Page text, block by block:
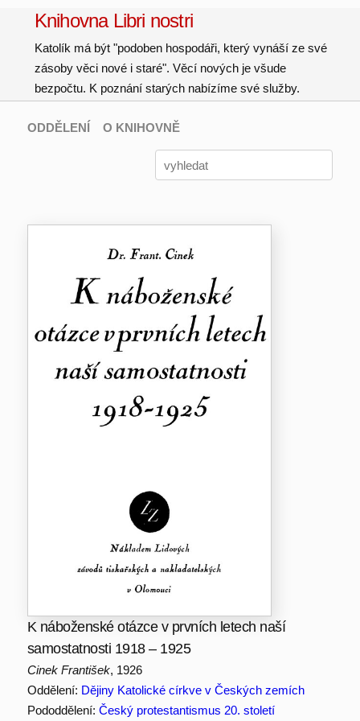
Knihovna Libri nostri
Katolík má být "podoben hospodáři, který vynáší ze své
zásoby věci nové i staré". Věcí nových je všude
bezpočtu. K poznání starých nabízíme své služby.
ODDĚLENÍ O KNIHOVNĚ
K náboženské otázce v prvních letech naší
samostatnosti 1918 – 1925
Cinek František, 1926
Oddělení: Dějiny Katolické církve v Českých zemích
Pododdělení: Český protestantismus 20. století